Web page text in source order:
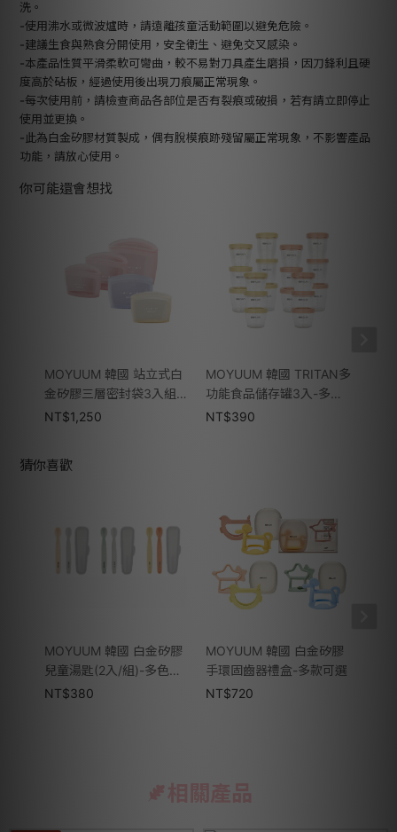
洗。
-使用沸水或微波爐時，請遠離孩童活動範圍以避免危險。
-建議生食與熟食分開使用，安全衛生、避免交叉感染。
-本產品性質平滑柔軟可彎曲，較不易對刀具產生磨損，因刀鋒利且硬
度高於砧板，經過使用後出現刀痕屬正常現象。
-每次使用前，請檢查商品各部位是否有裂痕或破損，若有請立即停止
使用並更換。
-此為白金矽膠材質製成，偶有脫模痕跡殘留屬正常現象，不影響產品
功能，請放心使用。
你可能還會想找
MOYUUM 韓國 站立式白
金矽膠三層密封袋3入組-
多款可選
NT$1,250
MOYUUM 韓國 TRITAN多
功能食品儲存罐3入-多款
可選
NT$390
猜你喜歡
MOYUUM 韓國 白金矽膠
兒童湯匙(2入/組)-多色可
選
NT$380
MOYUUM 韓國 白金矽膠
手環固齒器禮盒-多款可選
NT$720
相關產品